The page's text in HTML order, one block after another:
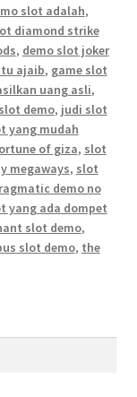
slot adalah,
diamond strike
, demo slot joker
ajaib, game slot
uang asli,
demo, judi slot
yang mudah
of giza, slot
megaways, slot
demo no
yang ada dompet
slot demo,
slot demo, the